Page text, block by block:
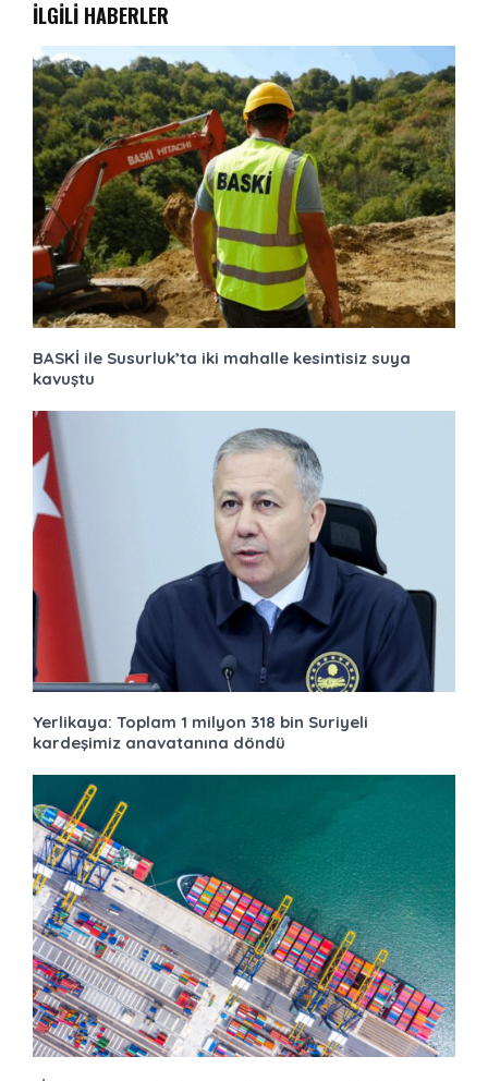
İLGİLİ HABERLER
BASKİ ile Susurluk’ta iki mahalle kesintisiz suya
kavuştu
Yerlikaya: Toplam 1 milyon 318 bin Suriyeli
kardeşimiz anavatanına döndü